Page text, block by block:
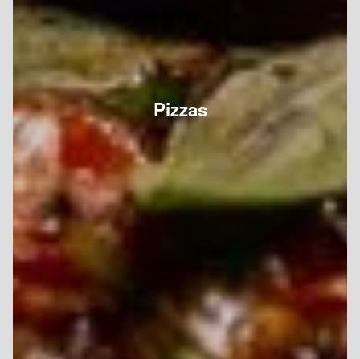
Pizzas